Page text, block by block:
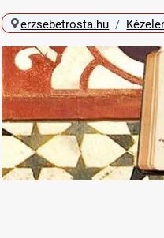
erzsebetrosta.hu